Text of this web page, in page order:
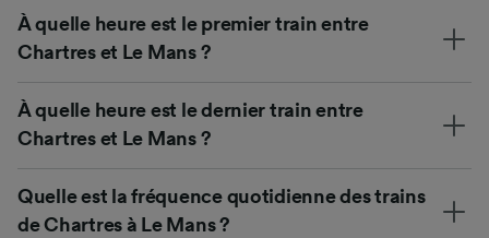
À quelle heure est le premier train entre
Chartres et Le Mans ?
À quelle heure est le dernier train entre
Chartres et Le Mans ?
Quelle est la fréquence quotidienne des trains
de Chartres à Le Mans ?